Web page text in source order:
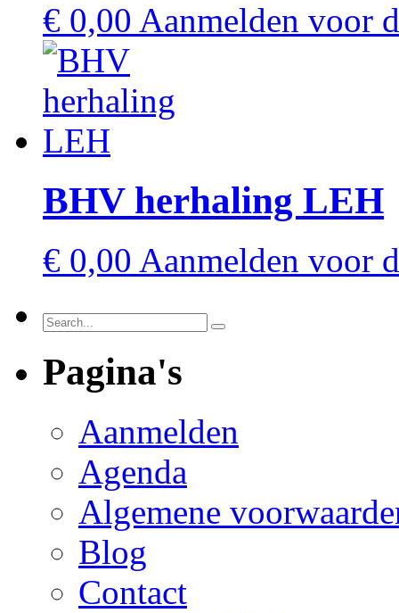
€ 0,00 Aanmelden voor
BHV herhaling LEH
€ 0,00 Aanmelden voor
Pagina's
Aanmelden
Agenda
Algemene
Blog
Contact